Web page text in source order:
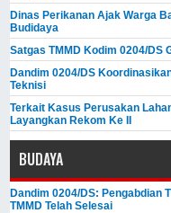
Dinas Perikanan Ajak Warga
Budidaya
Satgas TMMD Kodim 0204/DS
Dandim 0204/DS
Teknisi
Terkait Kasus Perusakan
Layangkan Rekom Ke II
BUDAYA
Dandim 0204/DS: Pengabdian
TMMD Telah Selesai